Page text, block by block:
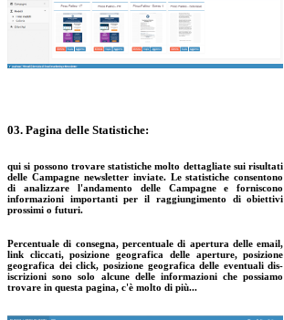
03. Pagina delle Statistiche:
qui si possono trovare statistiche molto dettagliate sui risultati
delle Campagne newsletter inviate. Le statistiche consentono
di analizzare l'andamento delle Campagne e forniscono
informazioni importanti per il raggiungimento di obiettivi
prossimi o futuri.
Percentuale di consegna, percentuale di apertura delle email,
link cliccati, posizione geografica delle aperture, posizione
geografica dei click, posizione geografica delle eventuali dis-
iscrizioni sono solo alcune delle informazioni che possiamo
trovare in questa pagina, c'è molto di più...